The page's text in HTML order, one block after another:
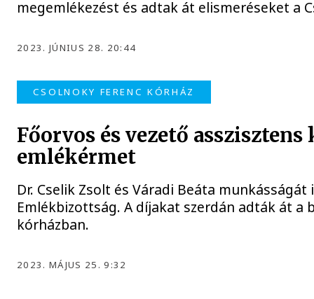
megemlékezést és adtak át elismeréseket a
2023. JÚNIUS 28. 20:44
CSOLNOKY FERENC KÓRHÁZ
Főorvos és vezető
emlékérmet
Dr. Cselik Zsolt és Váradi Beáta
Emlékbizottság. A díjakat szerdán adták át a
kórházban.
2023. MÁJUS 25. 9:32